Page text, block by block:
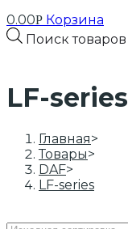
0.00Р Корзина
Поиск товаров
LF-series
Главная>
Товары>
DAF>
LF-series